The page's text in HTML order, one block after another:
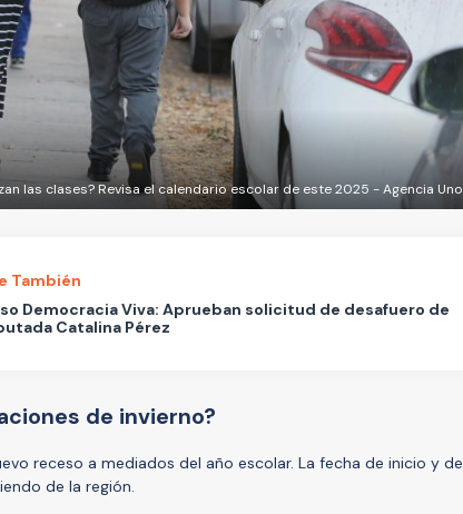
las clases? Revisa el calendario escolar de este 2025 - Agencia Uno
También
Democracia Viva: Aprueban solicitud de desafuero de
Catalina Pérez
de invierno?
receso a mediados del año escolar. La fecha de inicio y de
de la región.